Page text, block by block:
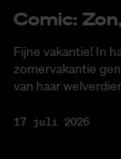
Co­mic:
Fijne vakantie! In
zomervakantie
van haar
17 juli 2026